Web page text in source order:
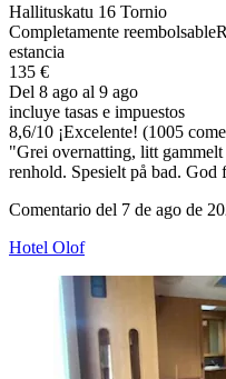
Hallituskatu 16 Tornio
Completamente reembolsable
estancia
135 €
Del 8 ago al 9 ago
incluye tasas e impuestos
8,6/10 ¡Excelente! (1005
"Grei overnatting, litt
renhold. Spesielt på bad. God
Comentario del 7 de ago de
Hotel Olof